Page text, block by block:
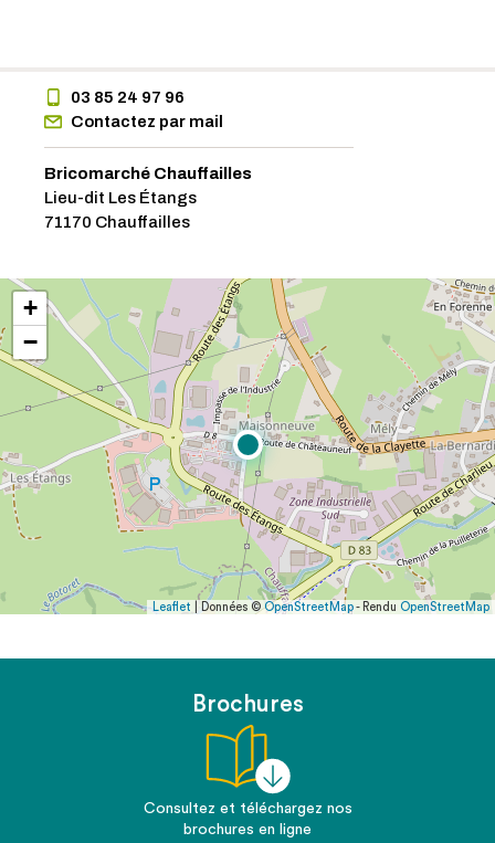
03 85 24 97 96
Contactez par mail
Bricomarché Chauffailles
Lieu-dit Les Étangs
71170 Chauffailles
+
−
Leaflet | Données ©OpenStreetMap- Rendu OpenStreetMap
Brochures
Consultez et téléchargez nos
brochures en ligne